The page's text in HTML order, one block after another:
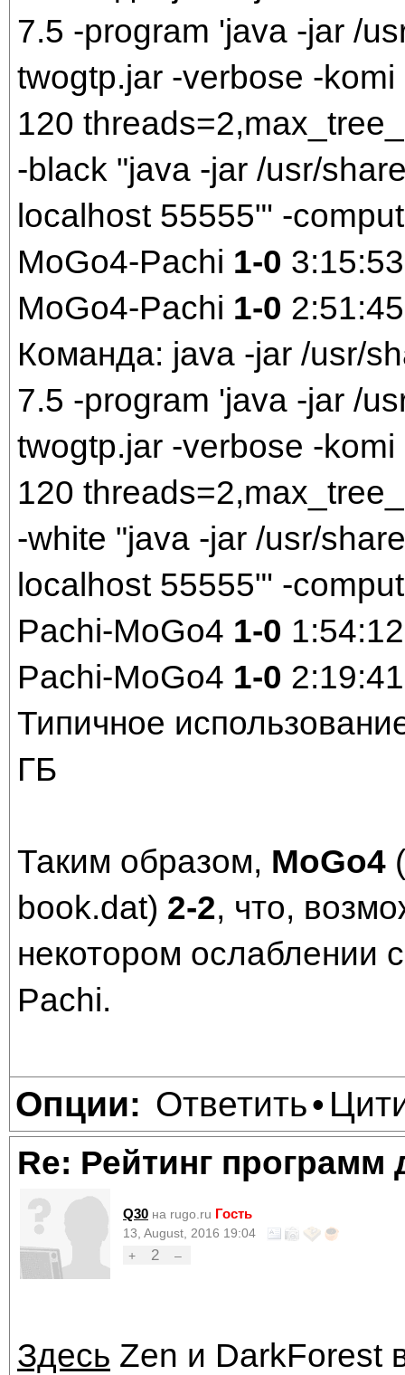
7.5 -program 'java -jar /
twogtp.jar -verbose -
120
-black "java -jar /usr/
localhost 55555"' -
MoGo4-Pachi 1-0
MoGo4-Pachi 1-0
Команда: java -jar /usr/
7.5 -program 'java -jar /
twogtp.jar -verbose -
120
-white "java -jar /usr/
localhost 55555"' -
Pachi-MoGo4 1-0
Pachi-MoGo4 1-0
Типичное
ГБ
Таким образом, MoGo4
book.dat) 2-2, что,
некотором ослаблении
Pachi.
Опции: Ответить•
Re: Рейтинг программ
Q30 на rugo.ru Гость
13, August, 2016 19:04
+
2 –
Здесь Zen и DarkForest